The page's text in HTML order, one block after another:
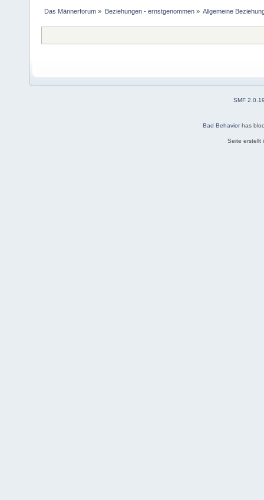
Das Männerforum » Beziehungen - ernstgenommen» Allgemeine
SMF
Bad Behaviorhas
Seite erstellt